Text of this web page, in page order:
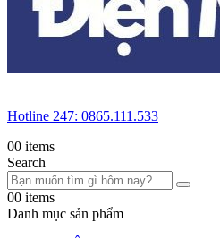
Hotline 247: 0865.111.533
00 items
Search
00 items
Danh mục sản phẩm